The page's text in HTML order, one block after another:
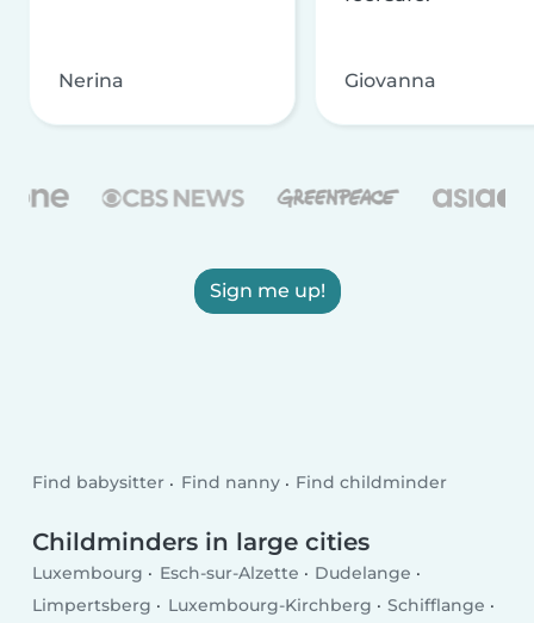
Nerina Giovanna
Sign me up!
Find babysitter Find nanny Find childminder
Childminders in large cities
Luxembourg Esch-sur-Alzette
Dudelange
Limpertsberg
Luxembourg-Kirchberg
Schifflange